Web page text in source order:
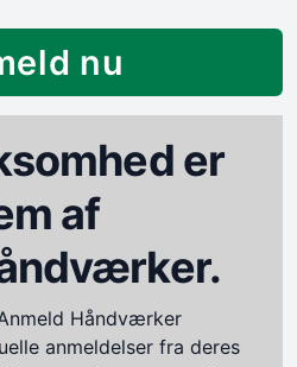
nu
er
af
Håndværker
anmeldelser fra deres